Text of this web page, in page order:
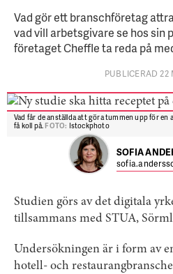
Vad gör ett branschföretag
vad vill arbetsgivare se hos sin
företaget Cheffle ta reda på
PUBLICERAD 22
Vad får de anställda att göra tummen upp för en
få koll på.FOTO: Istockphoto
SOFIA
Studien görs av det digitala
tillsammans med STUA,
Undersökningen är i form av
hotell- och